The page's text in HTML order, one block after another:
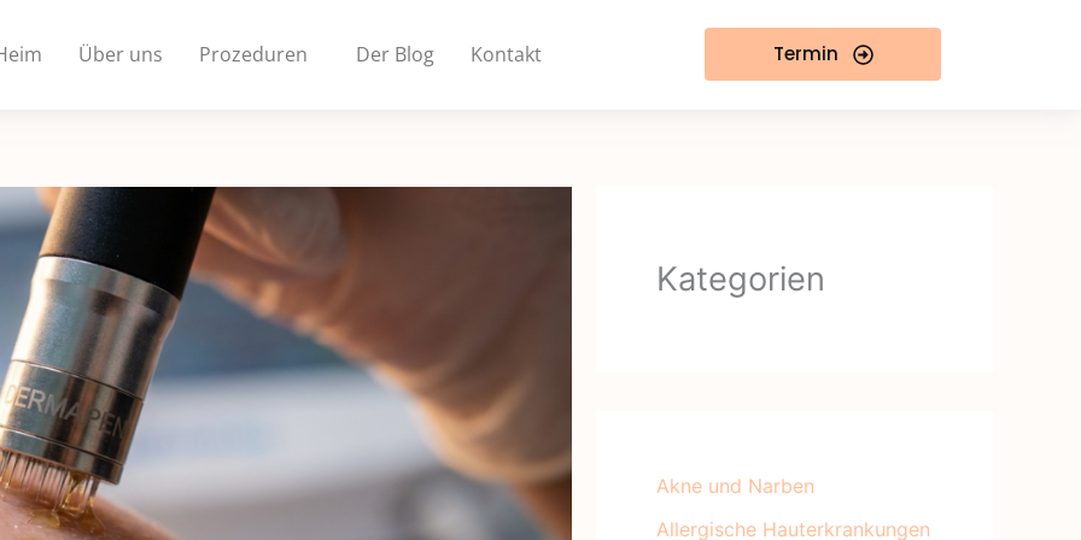
Über uns Prozeduren Der Blog Kontakt Termin
Kategorien
Akne und Narben
Allergische Hauterkrankungen